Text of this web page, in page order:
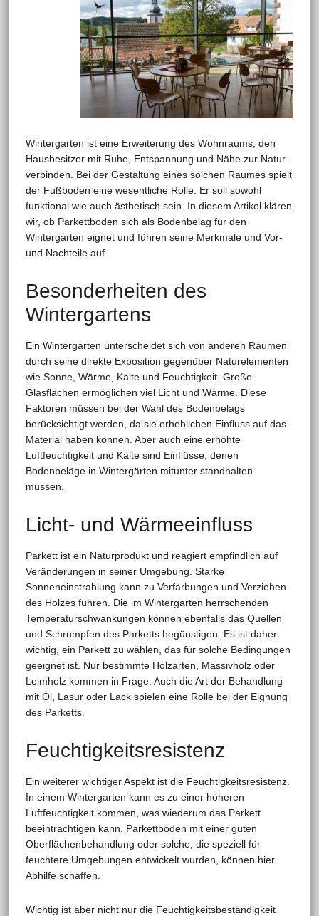
Wintergarten ist eine Erweiterung des Wohnraums, den
Hausbesitzer mit Ruhe, Entspannung und Nähe zur Natur
verbinden. Bei der Gestaltung eines solchen Raumes spielt
der Fußboden eine wesentliche Rolle. Er soll sowohl
funktional wie auch ästhetisch sein. In diesem Artikel klären
wir, ob Parkettboden sich als Bodenbelag für den
Wintergarten eignet und führen seine Merkmale und Vor-
und Nachteile auf.
Besonderheiten des
Wintergartens
Ein Wintergarten unterscheidet sich von anderen Räumen
durch seine direkte Exposition gegenüber Naturelementen
wie Sonne, Wärme, Kälte und Feuchtigkeit. Große
Glasflächen ermöglichen viel Licht und Wärme. Diese
Faktoren müssen bei der Wahl des Bodenbelags
berücksichtigt werden, da sie erheblichen Einfluss auf das
Material haben können. Aber auch eine erhöhte
Luftfeuchtigkeit und Kälte sind Einflüsse, denen
Bodenbeläge in Wintergärten mitunter standhalten
müssen.
Licht- und Wärmeeinfluss
Parkett ist ein Naturprodukt und reagiert empfindlich auf
Veränderungen in seiner Umgebung. Starke
Sonneneinstrahlung kann zu Verfärbungen und Verziehen
des Holzes führen. Die im Wintergarten herrschenden
Temperaturschwankungen können ebenfalls das Quellen
und Schrumpfen des Parketts begünstigen. Es ist daher
wichtig, ein Parkett zu wählen, das für solche Bedingungen
geeignet ist. Nur bestimmte Holzarten, Massivholz oder
Leimholz kommen in Frage. Auch die Art der Behandlung
mit Öl, Lasur oder Lack spielen eine Rolle bei der Eignung
des Parketts.
Feuchtigkeitsresistenz
Ein weiterer wichtiger Aspekt ist die Feuchtigkeitsresistenz.
In einem Wintergarten kann es zu einer höheren
Luftfeuchtigkeit kommen, was wiederum das Parkett
beeinträchtigen kann. Parkettböden mit einer guten
Oberflächenbehandlung oder solche, die speziell für
feuchtere Umgebungen entwickelt wurden, können hier
Abhilfe schaffen.
Wichtig ist aber nicht nur die Feuchtigkeitsbeständigkeit